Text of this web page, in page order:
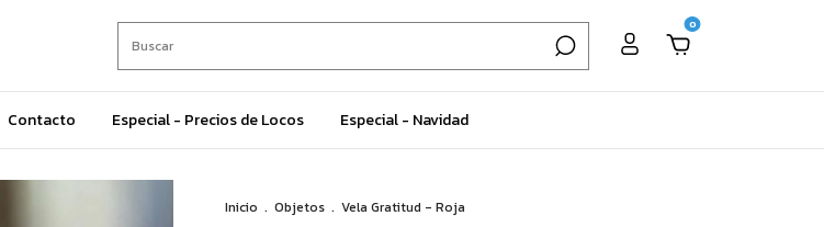
0
Contacto Especial - Precios de Locos Especial - Navidad
Inicio . Objetos . Vela Gratitud - Roja